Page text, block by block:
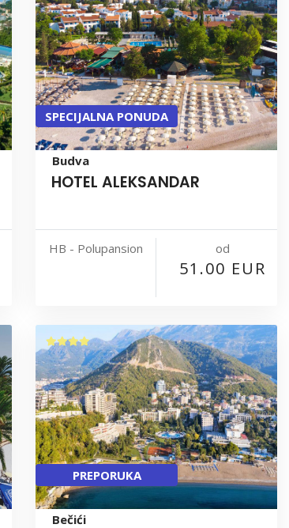
SPECIJALNA PONUDA
Budva
HOTEL ALEKSANDAR
HB - Polupansion od
51.00 EUR
PREPORUKA
Bečići